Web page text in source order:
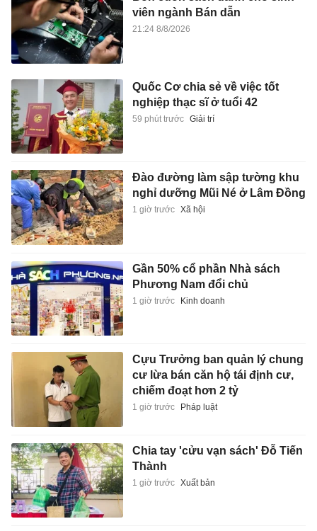
viên ngành Bán dẫn
21:24 8/8/2026
Quốc Cơ chia sẻ về việc tốt
nghiệp thạc sĩ ở tuổi 42
59 phút trước Giải trí
Đào đường làm sập tường khu
nghỉ dưỡng Mũi Né ở Lâm Đồng
1 giờ trước Xã hội
Gần 50% cổ phần Nhà sách
Phương Nam đổi chủ
1 giờ trước Kinh doanh
Cựu Trưởng ban quản lý chung
cư lừa bán căn hộ tái định cư,
chiếm đoạt hơn 2 tỷ
1 giờ trước Pháp luật
Chia tay 'cửu vạn sách' Đỗ Tiến
Thành
1 giờ trước Xuất bản